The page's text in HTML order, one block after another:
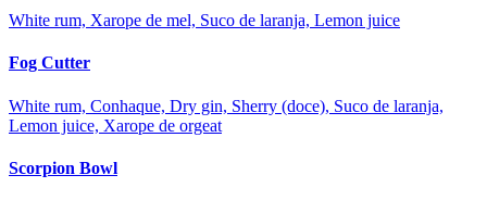
White rum, Xarope de mel, Suco de laranja, Lemon juice
Fog Cutter
White rum, Conhaque, Dry gin, Sherry (doce), Suco de laranja,
Lemon juice, Xarope de orgeat
Scorpion Bowl